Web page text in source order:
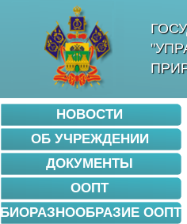
НОВОСТИ
ОБ УЧРЕЖДЕНИИ
ДОКУМЕНТЫ
ООПТ
БИОРАЗНООБРАЗИЕ ООПТ